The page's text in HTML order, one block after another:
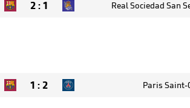
2:1 Real Sociedad San
1 :2 Paris Saint-